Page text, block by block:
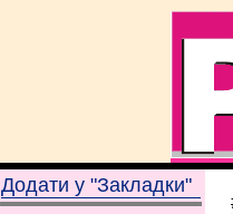
Додати у "Закладки"